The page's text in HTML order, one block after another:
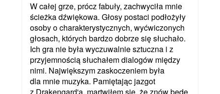
W całej grze, prócz fabuły, zachwyciła mnie
ścieżka dźwiękowa. Głosy postaci podłożyły
osoby o charakterystycznych, wyćwiczonych
głosach, których bardzo dobrze się słuchało.
Ich gra nie była wyczuwalnie sztuczna i z
przyjemnością słuchałem dialogów między
nimi. Największym zaskoczeniem była
dla mnie muzyka. Pamiętając jazgot